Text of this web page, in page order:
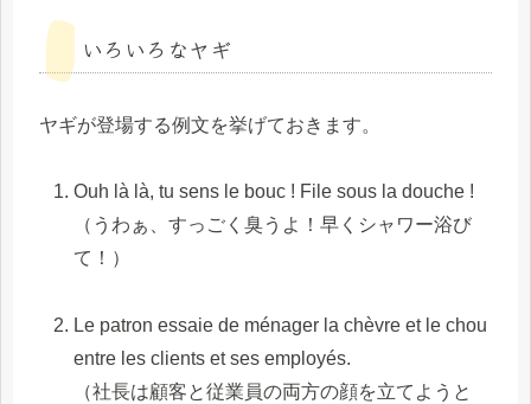
いろいろなヤギ
ヤギが登場する例文を挙げておきます。
Ouh là là, tu sens le bouc ! File sous la douche !
（うわぁ、すっごく臭うよ！早くシャワー浴び
て！）
Le patron essaie de ménager la chèvre et le chou
entre les clients et ses employés.
（社長は顧客と従業員の両方の顔を立てようと